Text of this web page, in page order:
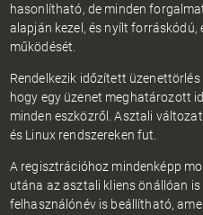
hasonlítható, de minden
alapján kezel, és nyílt forráskódú,
működését.
Rendelkezik időzített
hogy egy üzenet meghatározott
minden eszközről. Asztali
és Linux rendszereken fut.
A regisztrációhoz mindenképp
utána az asztali kliens önállóan
felhasználónév is beállítható,